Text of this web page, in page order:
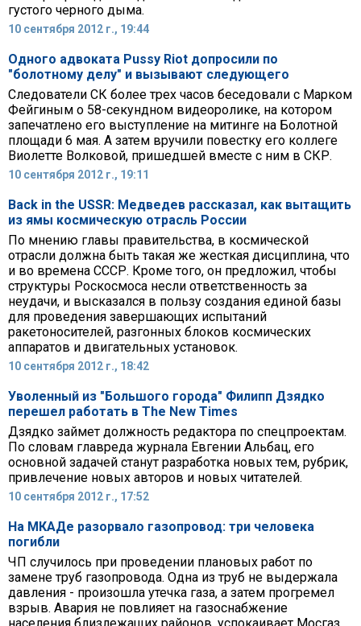
густого черного дыма.
10 сентября 2012 г., 19:44
Одного адвоката Pussy Riot допросили по
"болотному делу" и вызывают следующего
Следователи СК более трех часов беседовали с Марком
Фейгиным о 58-секундном видеоролике, на котором
запечатлено его выступление на митинге на Болотной
площади 6 мая. А затем вручили повестку его коллеге
Виолетте Волковой, пришедшей вместе с ним в СКР.
10 сентября 2012 г., 19:11
Back in the USSR: Медведев рассказал, как вытащить
из ямы космическую отрасль России
По мнению главы правительства, в космической
отрасли должна быть такая же жесткая дисциплина, что
и во времена СССР. Кроме того, он предложил, чтобы
структуры Роскосмоса несли ответственность за
неудачи, и высказался в пользу создания единой базы
для проведения завершающих испытаний
ракетоносителей, разгонных блоков космических
аппаратов и двигательных установок.
10 сентября 2012 г., 18:42
Уволенный из "Большого города" Филипп Дзядко
перешел работать в The New Times
Дзядко займет должность редактора по спецпроектам.
По словам главреда журнала Евгении Альбац, его
основной задачей станут разработка новых тем, рубрик,
привлечение новых авторов и новых читателей.
10 сентября 2012 г., 17:52
На МКАДе разорвало газопровод: три человека
погибли
ЧП случилось при проведении плановых работ по
замене труб газопровода. Одна из труб не выдержала
давления - произошла утечка газа, а затем прогремел
взрыв. Авария не повлияет на газоснабжение